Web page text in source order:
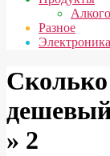
Разное
Электроника
» 2